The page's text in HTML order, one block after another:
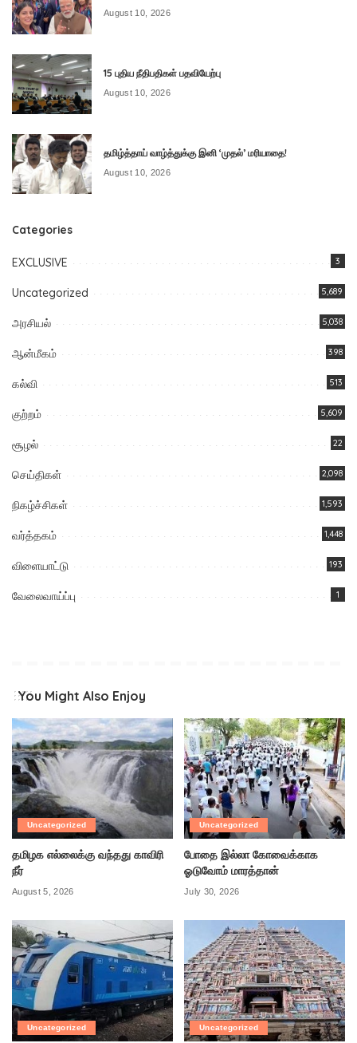
August 10, 2026
15 புதிய நீதிபதிகள் பதவியேற்பு
August 10, 2026
தமிழ்த்தாய் வாழ்த்துக்கு இனி ‘முதல்’ மரியாதை!
August 10, 2026
Categories
EXCLUSIVE 3
Uncategorized 5,689
அரசியல் 5,038
ஆன்மீகம் 398
கல்வி 513
குற்றம் 5,609
சூழல் 22
செய்திகள் 2,098
நிகழ்ச்சிகள் 1,593
வர்த்தகம் 1,448
விளையாட்டு 193
வேலைவாய்ப்பு 1
You Might Also Enjoy
Uncategorized
தமிழக எல்லைக்கு வந்தது காவிரி
நீர்
August 5, 2026
Uncategorized
போதை இல்லா கோவைக்காக
ஓடுவோம் மாரத்தான்
July 30, 2026
Uncategorized Uncategorized